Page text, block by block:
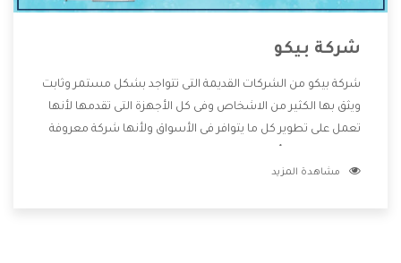
شركة بيكو
شركة بيكو من الشركات القديمة التى تتواجد بشكل مستمر وثابت
ويثق بها الكثير من الاشخاص وفى كل الأجهزة التى تقدمها لأنها
تعمل على تطوير كل ما يتوافر فى الأسواق ولأنها شركة معروفة
للعملاء أقوى العروض والخصومات التى تسهل على المستهلك
مشاهدة المزيد